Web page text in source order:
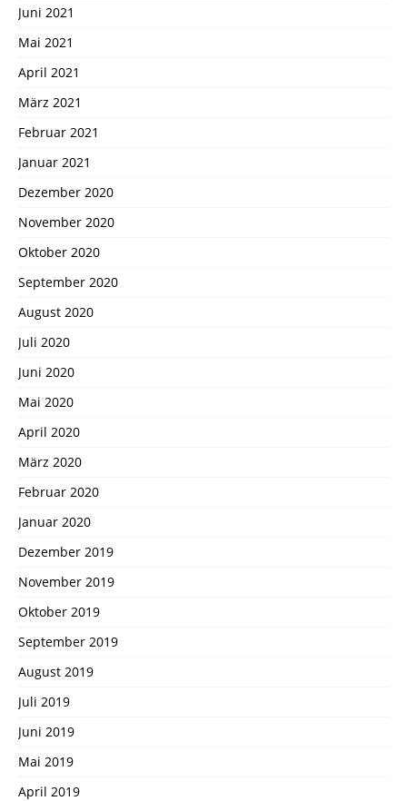
Juni 2021
Mai 2021
April 2021
März 2021
Februar 2021
Januar 2021
Dezember 2020
November 2020
Oktober 2020
September 2020
August 2020
Juli 2020
Juni 2020
Mai 2020
April 2020
März 2020
Februar 2020
Januar 2020
Dezember 2019
November 2019
Oktober 2019
September 2019
August 2019
Juli 2019
Juni 2019
Mai 2019
April 2019